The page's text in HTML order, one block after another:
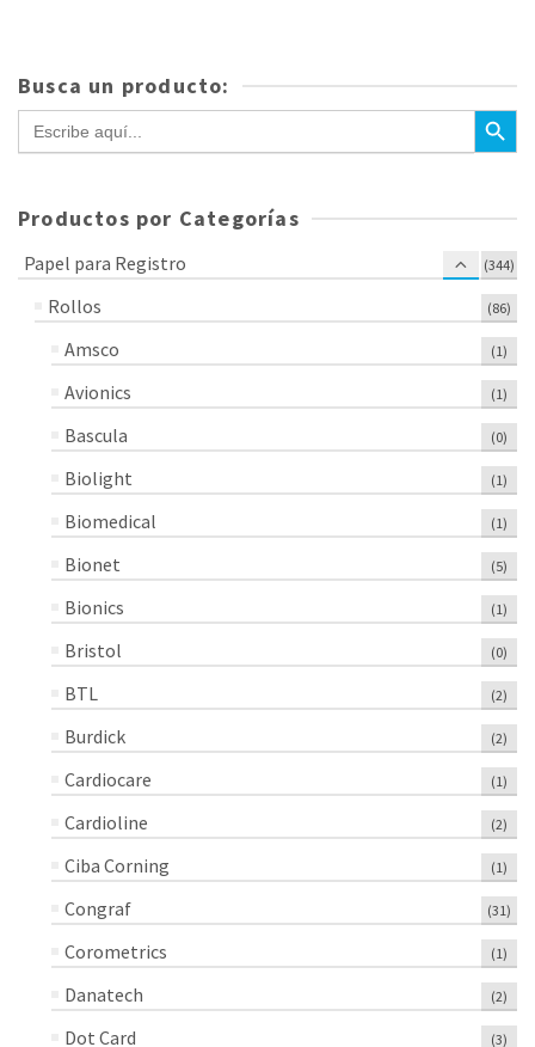
Busca un producto:
Buscar: Botón de
Productos por Categorías
Papel para Registro (344)
Rollos (86)
Amsco (1)
Avionics (1)
Bascula (0)
Biolight (1)
Biomedical (1)
Bionet (5)
Bionics (1)
Bristol (0)
BTL (2)
Burdick (2)
Cardiocare (1)
Cardioline (2)
Ciba Corning (1)
Congraf (31)
Corometrics (1)
Danatech (2)
Dot Card (3)